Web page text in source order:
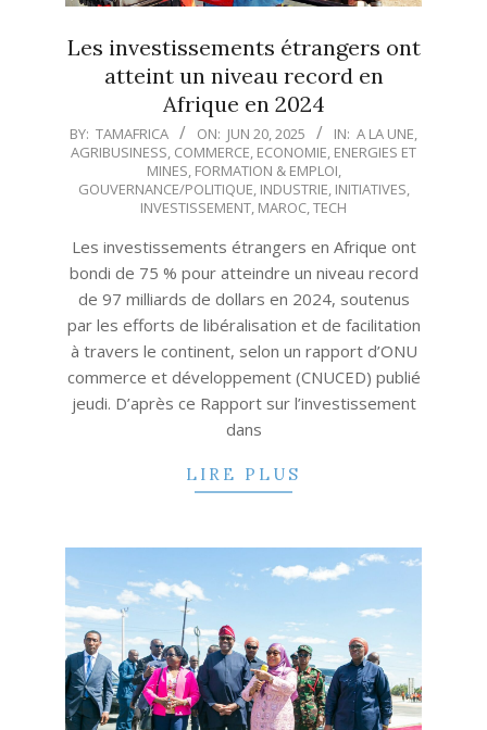
Les investissements étrangers ont
atteint un niveau record en
Afrique en 2024
2025-
06-
20
BY: TAMAFRICA ON: JUN 20, 2025 IN: A LA UNE,
AGRIBUSINESS, COMMERCE, ECONOMIE, ENERGIES ET
MINES, FORMATION & EMPLOI,
GOUVERNANCE/POLITIQUE, INDUSTRIE, INITIATIVES,
INVESTISSEMENT, MAROC,TECH
Les investissements étrangers en Afrique ont
bondi de 75 % pour atteindre un niveau record
de 97 milliards de dollars en 2024, soutenus
par les efforts de libéralisation et de facilitation
à travers le continent, selon un rapport d’ONU
commerce et développement (CNUCED) publié
jeudi. D’après ce Rapport sur l’investissement
dans
LIRE PLUS